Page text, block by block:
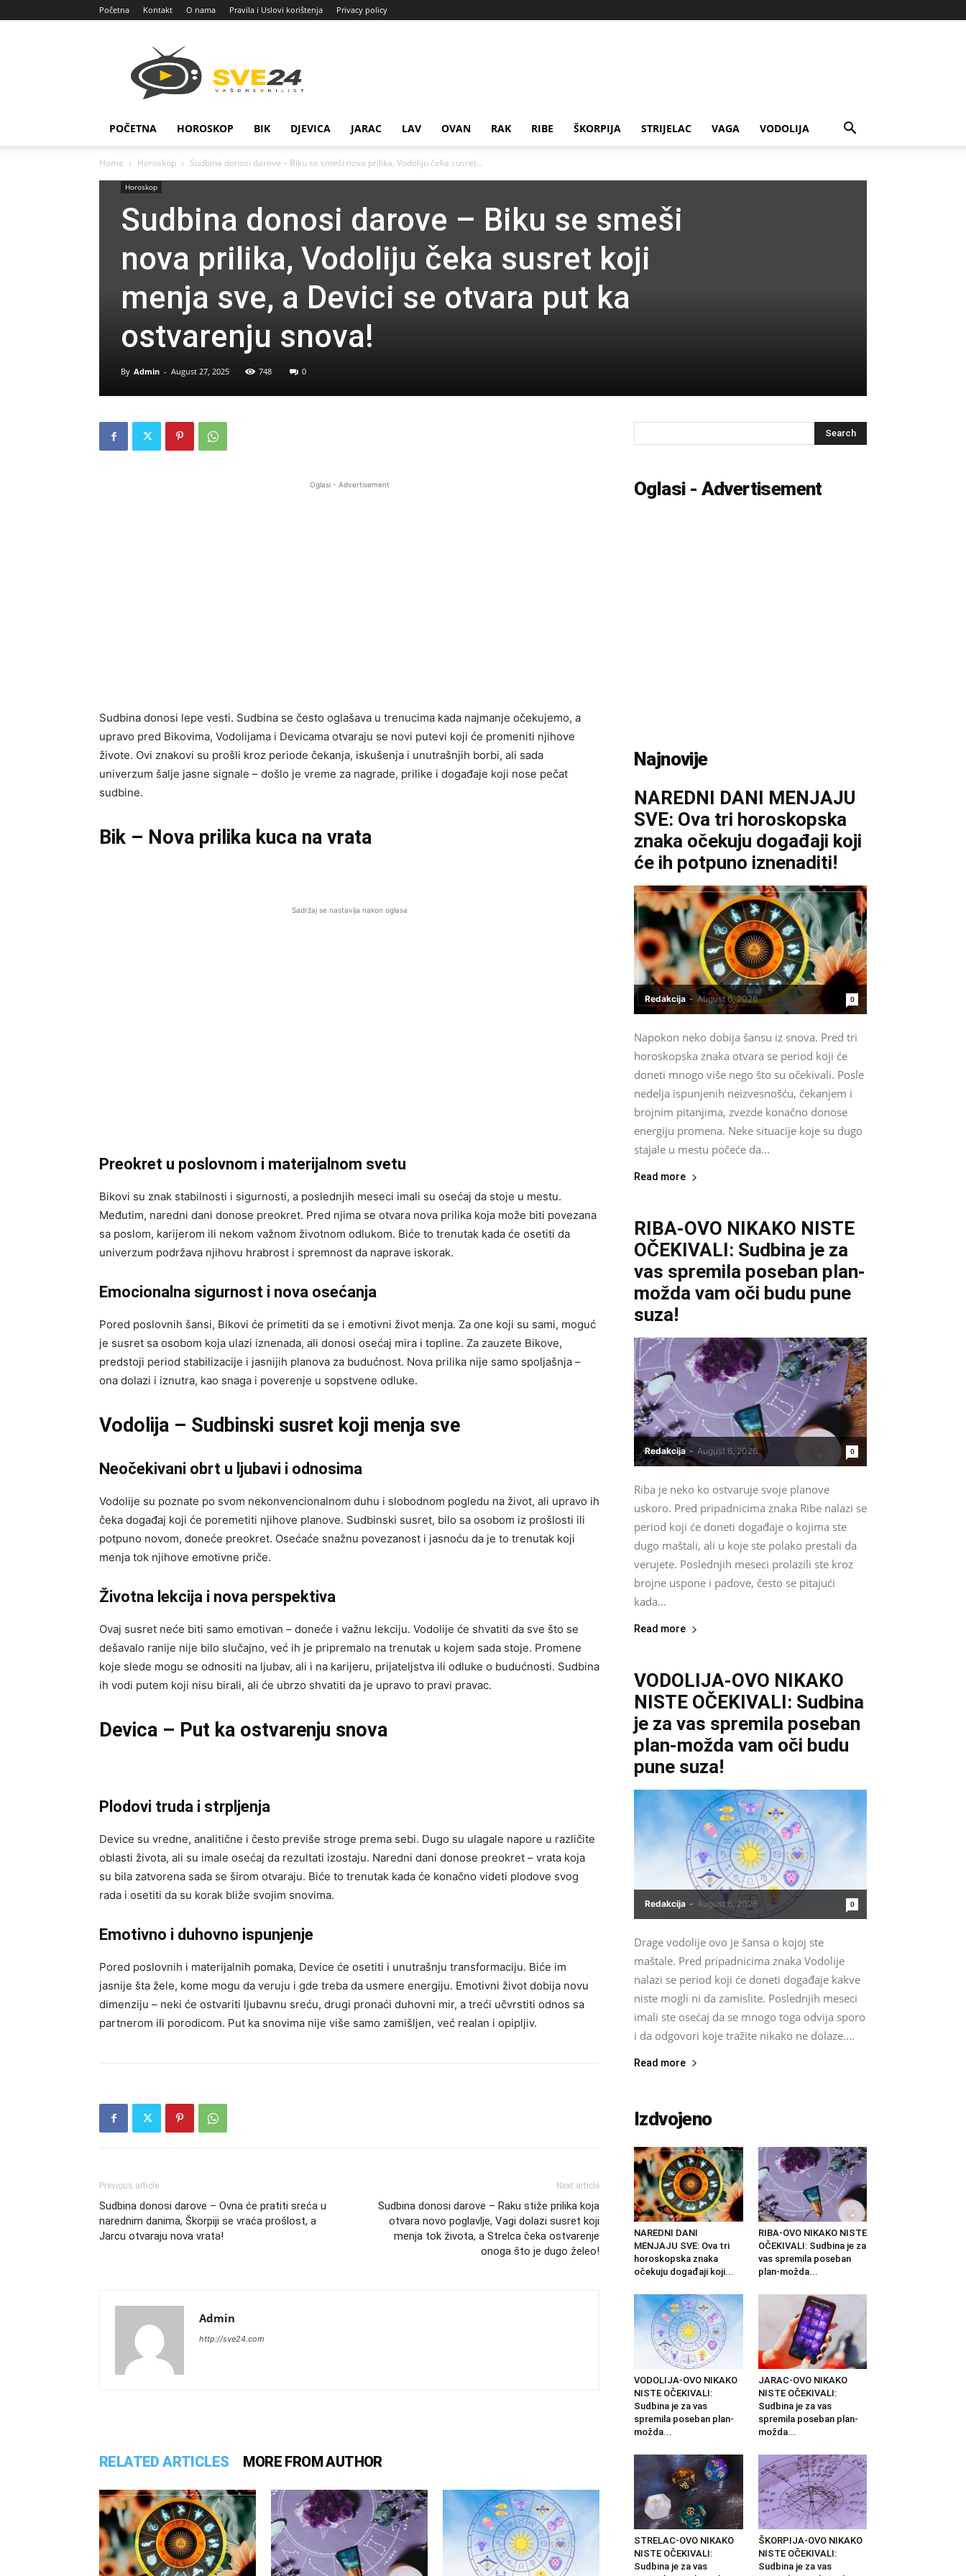
Početna Kontakt O nama Pravila i Uslovi korištenja Privacy policy
POČETNA HOROSKOP BIK DJEVICA JARAC LAV OVAN RAK RIBE ŠKORPIJA STRIJELAC VAGA VODOLIJA
Home Horoskop Sudbina donosi darove – Biku se smeši nova prilika, Vodoliju čeka susret...
Horoskop
Sudbina donosi darove – Biku se smeši
nova prilika, Vodoliju čeka susret koji
menja sve, a Devici se otvara put ka
ostvarenju snova!
By Admin - August 27, 2025 748 0
Oglasi - Advertisement
Sudbina donosi lepe vesti. Sudbina se često oglašava u trenucima kada najmanje očekujemo, a
upravo pred Bikovima, Vodolijama i Devicama otvaraju se novi putevi koji će promeniti njihove
živote. Ovi znakovi su prošli kroz periode čekanja, iskušenja i unutrašnjih borbi, ali sada
univerzum šalje jasne signale – došlo je vreme za nagrade, prilike i događaje koji nose pečat
sudbine.
Bik – Nova prilika kuca na vrata
Sadržaj se nastavlja nakon oglasa
Preokret u poslovnom i materijalnom svetu
Bikovi su znak stabilnosti i sigurnosti, a poslednjih meseci imali su osećaj da stoje u mestu.
Međutim, naredni dani donose preokret. Pred njima se otvara nova prilika koja može biti povezana
sa poslom, karijerom ili nekom važnom životnom odlukom. Biće to trenutak kada će osetiti da
univerzum podržava njihovu hrabrost i spremnost da naprave iskorak.
Emocionalna sigurnost i nova osećanja
Pored poslovnih šansi, Bikovi će primetiti da se i emotivni život menja. Za one koji su sami, moguć
je susret sa osobom koja ulazi iznenada, ali donosi osećaj mira i topline. Za zauzete Bikove,
predstoji period stabilizacije i jasnijih planova za budućnost. Nova prilika nije samo spoljašnja –
ona dolazi i iznutra, kao snaga i poverenje u sopstvene odluke.
Vodolija – Sudbinski susret koji menja sve
Neočekivani obrt u ljubavi i odnosima
Vodolije su poznate po svom nekonvencionalnom duhu i slobodnom pogledu na život, ali upravo ih
čeka događaj koji će poremetiti njihove planove. Sudbinski susret, bilo sa osobom iz prošlosti ili
potpuno novom, doneće preokret. Osećaće snažnu povezanost i jasnoću da je to trenutak koji
menja tok njihove emotivne priče.
Životna lekcija i nova perspektiva
Ovaj susret neće biti samo emotivan – doneće i važnu lekciju. Vodolije će shvatiti da sve što se
dešavalo ranije nije bilo slučajno, već ih je pripremalo na trenutak u kojem sada stoje. Promene
koje slede mogu se odnositi na ljubav, ali i na karijeru, prijateljstva ili odluke o budućnosti. Sudbina
ih vodi putem koji nisu birali, ali će ubrzo shvatiti da je upravo to pravi pravac.
Devica – Put ka ostvarenju snova
Plodovi truda i strpljenja
Device su vredne, analitične i često previše stroge prema sebi. Dugo su ulagale napore u različite
oblasti života, ali su imale osećaj da rezultati izostaju. Naredni dani donose preokret – vrata koja
su bila zatvorena sada se širom otvaraju. Biće to trenutak kada će konačno videti plodove svog
rada i osetiti da su korak bliže svojim snovima.
Emotivno i duhovno ispunjenje
Pored poslovnih i materijalnih pomaka, Device će osetiti i unutrašnju transformaciju. Biće im
jasnije šta žele, kome mogu da veruju i gde treba da usmere energiju. Emotivni život dobija novu
dimenziju – neki će ostvariti ljubavnu sreću, drugi pronaći duhovni mir, a treći učvrstiti odnos sa
partnerom ili porodicom. Put ka snovima nije više samo zamišljen, već realan i opipljiv.
Previous article
Sudbina donosi darove – Ovna će pratiti sreća u
narednim danima, Škorpiji se vraća prošlost, a
Jarcu otvaraju nova vrata!
Next article
Sudbina donosi darove – Raku stiže prilika koja
otvara novo poglavlje, Vagi dolazi susret koji
menja tok života, a Strelca čeka ostvarenje
onoga što je dugo želeo!
Admin
http://sve24.com
RELATED ARTICLES MORE FROM AUTHOR
Oglasi - Advertisement
Najnovije
NAREDNI DANI MENJAJU
SVE: Ova tri horoskopska
znaka očekuju događaji koji
će ih potpuno iznenaditi!
Redakcija - August 6, 2026 0
Napokon neko dobija šansu iz snova. Pred tri
horoskopska znaka otvara se period koji će
doneti mnogo više nego što su očekivali. Posle
nedelja ispunjenih neizvesnošću, čekanjem i
brojnim pitanjima, zvezde konačno donose
energiju promena. Neke situacije koje su dugo
stajale u mestu počeće da...
Read more
RIBA-OVO NIKAKO NISTE
OČEKIVALI: Sudbina je za
vas spremila poseban plan-
možda vam oči budu pune
suza!
Redakcija - August 6, 2026 0
Riba je neko ko ostvaruje svoje planove
uskoro. Pred pripadnicima znaka Ribe nalazi se
period koji će doneti događaje o kojima ste
dugo maštali, ali u koje ste polako prestali da
verujete. Poslednjih meseci prolazili ste kroz
brojne uspone i padove, često se pitajući
kada...
Read more
VODOLIJA-OVO NIKAKO
NISTE OČEKIVALI: Sudbina
je za vas spremila poseban
plan-možda vam oči budu
pune suza!
Redakcija - August 6, 2026 0
Drage vodolije ovo je šansa o kojoj ste
maštale. Pred pripadnicima znaka Vodolije
nalazi se period koji će doneti događaje kakve
niste mogli ni da zamislite. Poslednjih meseci
imali ste osećaj da se mnogo toga odvija sporo
i da odgovori koje tražite nikako ne dolaze....
Read more
Izdvojeno
NAREDNI DANI
MENJAJU SVE: Ova tri
horoskopska znaka
očekuju događaji koji...
RIBA-OVO NIKAKO NISTE
OČEKIVALI: Sudbina je za
vas spremila poseban
plan-možda...
VODOLIJA-OVO NIKAKO
NISTE OČEKIVALI:
Sudbina je za vas
spremila poseban plan-
možda...
JARAC-OVO NIKAKO
NISTE OČEKIVALI:
Sudbina je za vas
spremila poseban plan-
možda...
STRELAC-OVO NIKAKO
NISTE OČEKIVALI:
Sudbina je za vas
ŠKORPIJA-OVO NIKAKO
NISTE OČEKIVALI:
Sudbina je za vas